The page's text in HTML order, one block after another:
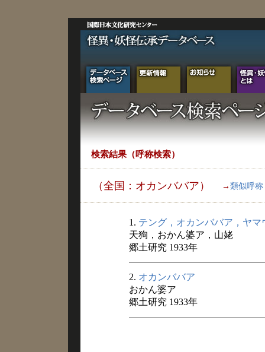
検索結果（呼称検索）
（全国：オカンババア） → 類似呼称
1. テング，オカンババア，ヤマ
天狗，おかん婆ア，山姥
郷土研究 1933年
2. オカンババア
おかん婆ア
郷土研究 1933年